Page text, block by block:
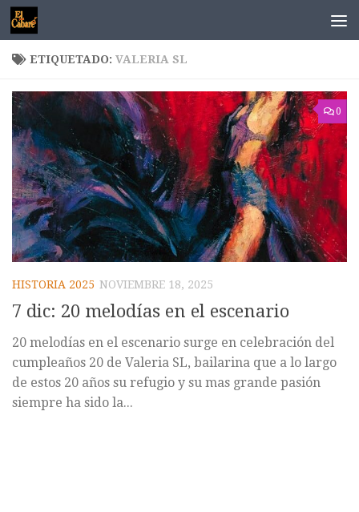
Saltar al contenido
ETIQUETADO: VALERIA SL
0
HISTORIA 2025 NOVIEMBRE 18, 2025
7 dic: 20 melodías en el escenario
20 melodías en el escenario surge en celebración del
cumpleaños 20 de Valeria SL, bailarina que a lo largo
de estos 20 años su refugio y su mas grande pasión
siempre ha sido la...